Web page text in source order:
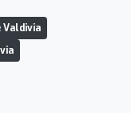
Valdivia